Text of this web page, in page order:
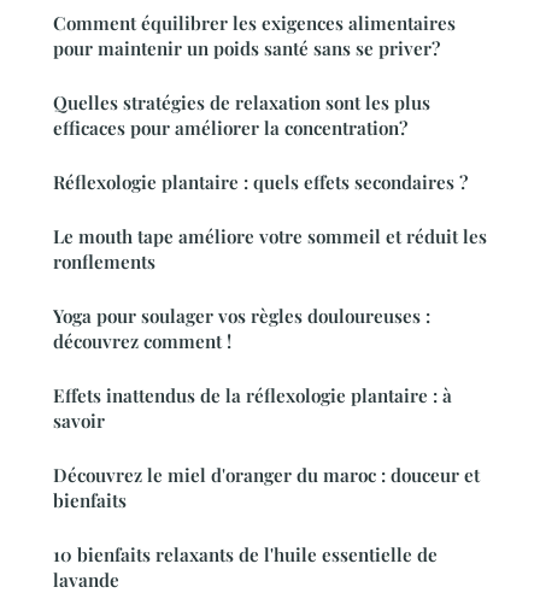
Comment équilibrer les exigences alimentaires
pour maintenir un poids santé sans se priver?
Quelles stratégies de relaxation sont les plus
efficaces pour améliorer la concentration?
Réflexologie plantaire : quels effets secondaires ?
Le mouth tape améliore votre sommeil et réduit les
ronflements
Yoga pour soulager vos règles douloureuses :
découvrez comment !
Effets inattendus de la réflexologie plantaire : à
savoir
Découvrez le miel d'oranger du maroc : douceur et
bienfaits
10 bienfaits relaxants de l'huile essentielle de
lavande